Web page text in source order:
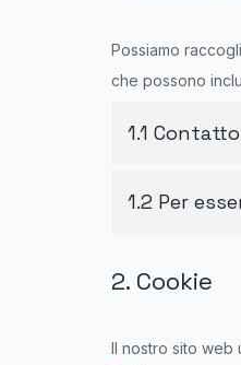
Possiamo
che possono
1.1
1.2 Per
2. Cookie
Il nostro sito web